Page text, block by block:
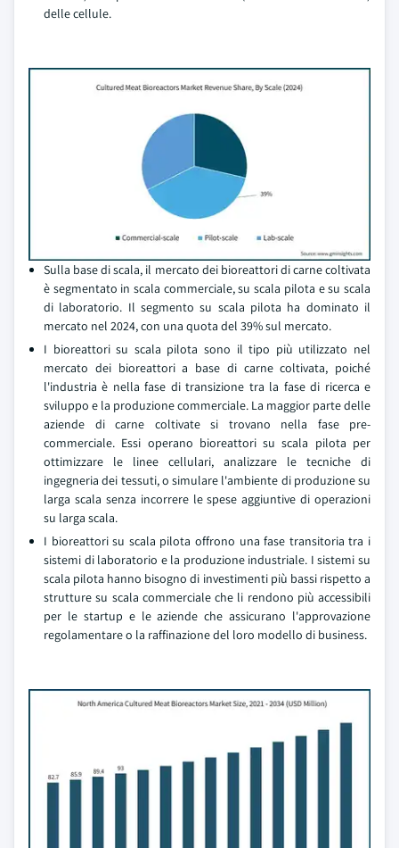
delle cellule.
Sulla base di scala, il mercato dei bioreattori di carne coltivata
è segmentato in scala commerciale, su scala pilota e su scala
di laboratorio. Il segmento su scala pilota ha dominato il
mercato nel 2024, con una quota del 39% sul mercato.
I bioreattori su scala pilota sono il tipo più utilizzato nel
mercato dei bioreattori a base di carne coltivata, poiché
l'industria è nella fase di transizione tra la fase di ricerca e
sviluppo e la produzione commerciale. La maggior parte delle
aziende di carne coltivate si trovano nella fase pre-
commerciale. Essi operano bioreattori su scala pilota per
ottimizzare le linee cellulari, analizzare le tecniche di
ingegneria dei tessuti, o simulare l'ambiente di produzione su
larga scala senza incorrere le spese aggiuntive di operazioni
su larga scala.
I bioreattori su scala pilota offrono una fase transitoria tra i
sistemi di laboratorio e la produzione industriale. I sistemi su
scala pilota hanno bisogno di investimenti più bassi rispetto a
strutture su scala commerciale che li rendono più accessibili
per le startup e le aziende che assicurano l'approvazione
regolamentare o la raffinazione del loro modello di business.